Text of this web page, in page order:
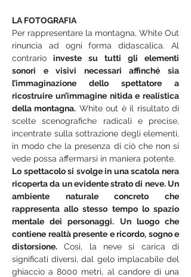
LA FOTOGRAFIA
Per rappresentare la montagna, White Out
rinuncia ad ogni forma didascalica. Al
contrario investe su tutti gli elementi
sonori e visivi necessari affinché sia
l’immaginazione dello spettatore a
ricostruire un’immagine nitida e realistica
della montagna. White out è il risultato di
scelte scenografiche radicali e precise,
incentrate sulla sottrazione degli elementi,
in modo che la presenza di ciò che non si
vede possa affermarsi in maniera potente.
Lo spettacolo si svolge in una scatola nera
ricoperta da un evidente strato di neve. Un
ambiente naturale concreto che
rappresenta allo stesso tempo lo spazio
mentale dei personaggi. Un luogo che
contiene realtà presente e ricordo, sogno e
distorsione. Così, la neve si carica di
significati diversi, dal gelo implacabile del
ghiaccio a 8000 metri, al candore di una